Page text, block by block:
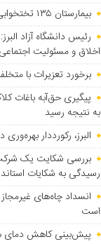
بیمارستان ۱۳۵ تختخوابی ولیعصر کمالشهر در آستانه بهره‌برداری کامل
رئیس دانشگاه آزاد
اخلاق و مسئولیت
برخورد تعزیرات با متخلفان بازار
پیگیری حق‌آبه باغات
به نتیجه رسید
البرز، رکورددار
بررسی شکایت یک
رسیدگی به شکایات
انسداد چاه‌های
است
پیش‌بینی کاهش دمای